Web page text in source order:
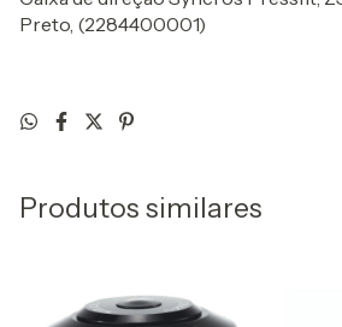
Preto, (2284400001)
Produtos similares